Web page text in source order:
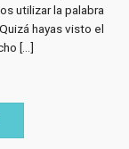
utilizar la palabra
hayas visto el
[...]